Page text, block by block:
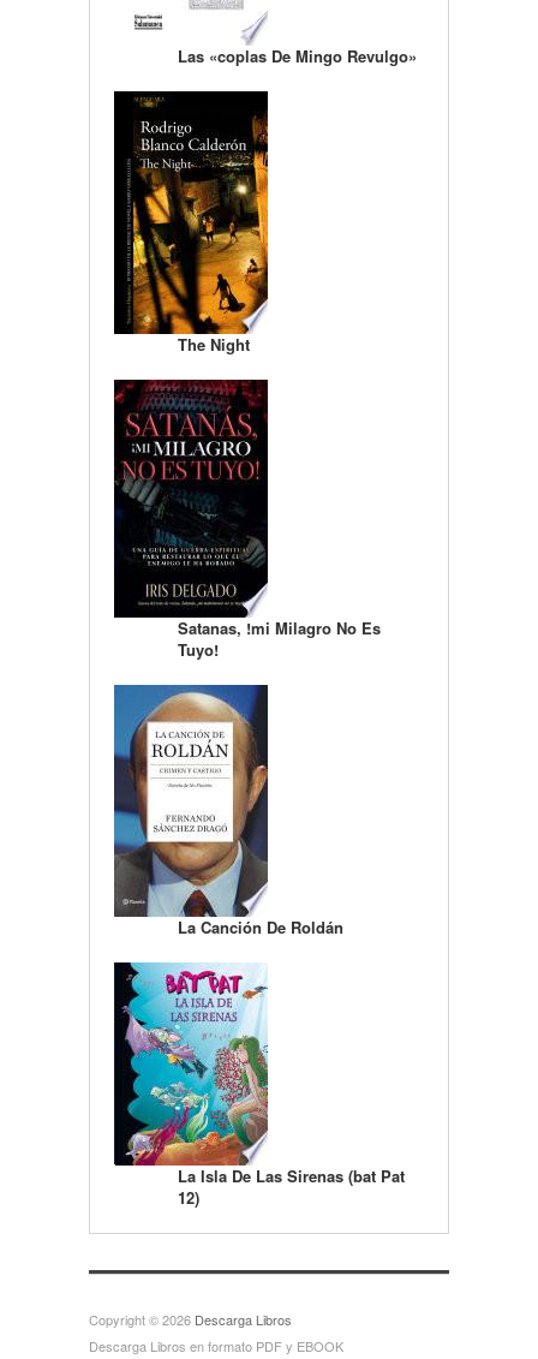
Las «coplas De Mingo Revulgo»
The Night
Satanas, !mi Milagro No Es
Tuyo!
La Canción De Roldán
La Isla De Las Sirenas (bat Pat
12)
Copyright © 2026 Descarga Libros
Descarga Libros en formato PDF y EBOOK